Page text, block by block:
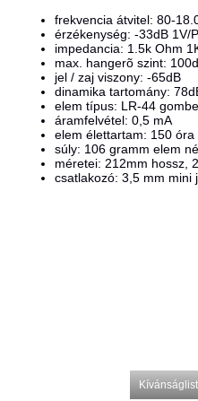
frekvencia átvitel: 80-
érzékenység: -33dB 1V/
impedancia: 1.5k Ohm
max. hangerõ szint:
jel / zaj viszony: -65dB
dinamika tartomány:
elem típus: LR-44
áramfelvétel: 0,5 mA
elem élettartam: 150 óra
súly: 106 gramm elem
méretei: 212mm hossz,
csatlakozó: 3,5 mm mini